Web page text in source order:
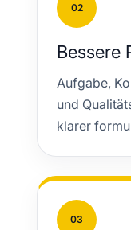
02
Bessere
Aufgabe,
und
klarer
03